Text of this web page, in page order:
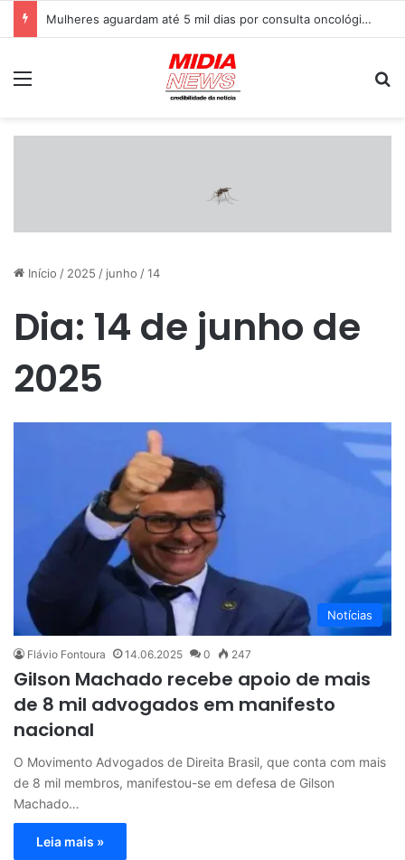
JORNAL DA MANHÃ – 2° EDIÇÃO – 06/08/202
Início / 2025 / junho /14
Dia: 14 de junho de
2025
Notícias
Flávio Fontoura 14.06.2025 0 247
Gilson Machado recebe apoio de mais
de 8 mil advogados em manifesto
nacional
O Movimento Advogados de Direita Brasil, que conta com mais
de 8 mil membros, manifestou-se em defesa de Gilson
Machado…
Leia mais »